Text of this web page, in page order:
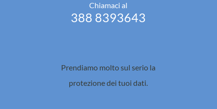
Chiamaci al
388 8393643
Prendiamo molto sul serio la
protezione dei tuoi dati.